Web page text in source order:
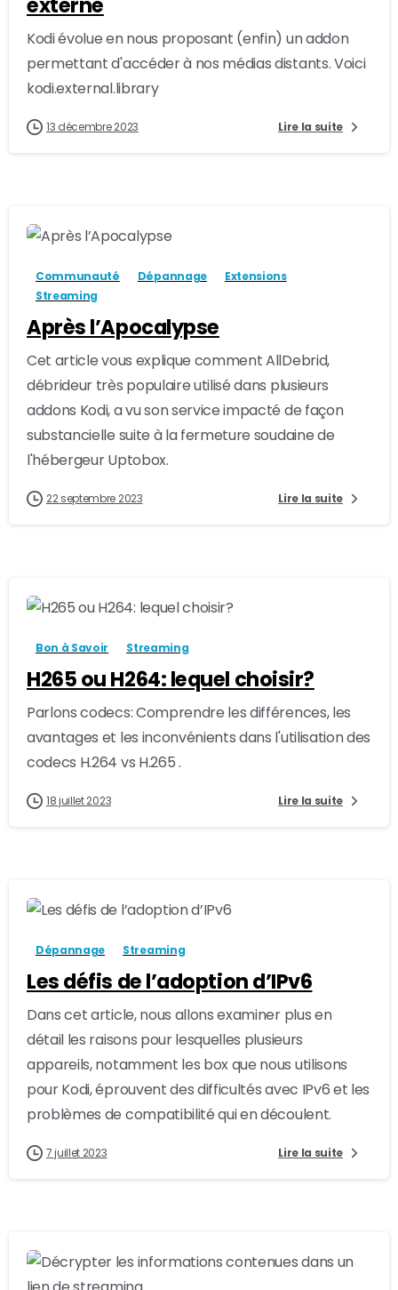
Kodi évolue en nous proposant (enfin) un addon
permettant d'accéder à nos médias distants. Voici
kodi.external.library
13 décembre 2023 Lire la suite
Communauté Dépannage
Extensions
Streaming
Après l’Apocalypse
Cet article vous explique comment AllDebrid,
débrideur très populaire utilisé dans plusieurs
addons Kodi, a vu son service impacté de façon
substancielle suite à la fermeture soudaine de
l'hébergeur Uptobox.
22 septembre 2023 Lire la suite
Bon à Savoir Streaming
H265 ou H264: lequel choisir?
Parlons codecs: Comprendre les différences, les
avantages et les inconvénients dans l'utilisation des
codecs H.264 vs H.265 .
18 juillet 2023 Lire la suite
Dépannage Streaming
Les défis de l’adoption d’IPv6
Dans cet article, nous allons examiner plus en
détail les raisons pour lesquelles plusieurs
appareils, notamment les box que nous utilisons
pour Kodi, éprouvent des difficultés avec IPv6 et les
problèmes de compatibilité qui en découlent.
7 juillet 2023 Lire la suite
1 -